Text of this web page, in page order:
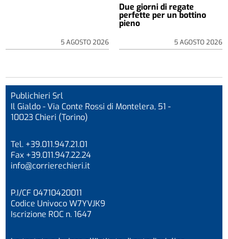
5 AGOSTO 2026
Due giorni di regate
perfette per un bottino
pieno
5 AGOSTO 2026
Publichieri Srl
Il Gialdo - Via Conte Rossi di Montelera, 51 -
10023 Chieri (Torino)
Tel. +39.011.947.21.01
Fax +39.011.947.22.24
info@corrierechieri.it
P.I/CF 04710420011
Codice Univoco W7YVJK9
Iscrizione ROC n. 1647